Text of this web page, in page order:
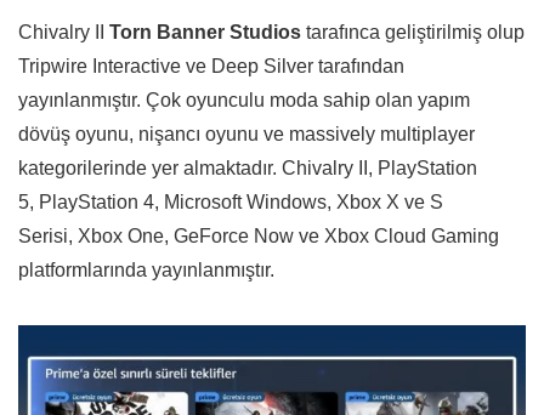
Chivalry II Torn Banner Studios tarafınca geliştirilmiş olup
Tripwire Interactive ve Deep Silver tarafından
yayınlanmıştır. Çok oyunculu moda sahip olan yapım
dövüş oyunu, nişancı oyunu ve massively multiplayer
kategorilerinde yer almaktadır. Chivalry II, PlayStation
5, PlayStation 4, Microsoft Windows, Xbox X ve S
Serisi, Xbox One, GeForce Now ve Xbox Cloud Gaming
platformlarında yayınlanmıştır.